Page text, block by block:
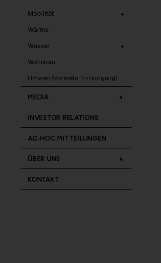
Mobilität
Wärme
Wasser
Wohnbau
Umwelt (vormals: Entsorgung)
MEDIA
INVESTOR RELATIONS
AD-HOC MITTEILUNGEN
ÜBER UNS
KONTAKT